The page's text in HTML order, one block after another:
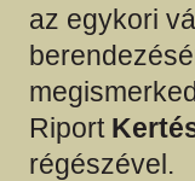
az egykori
Riport
régészével.